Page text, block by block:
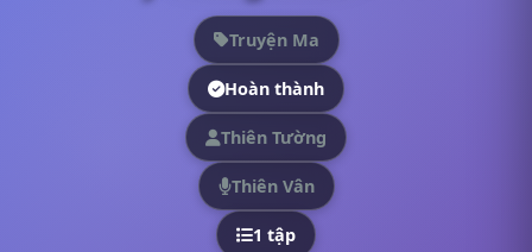
Truyện Ma
Hoàn thành
Thiên Tường
Thiên Vân
1 tập